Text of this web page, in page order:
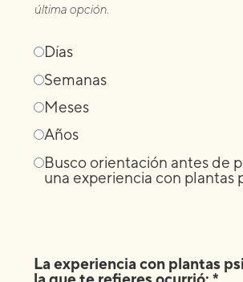
última opción.
Días
Semanas
Meses
Años
Busco orientación antes de
una experiencia con plantas
La experiencia con plantas